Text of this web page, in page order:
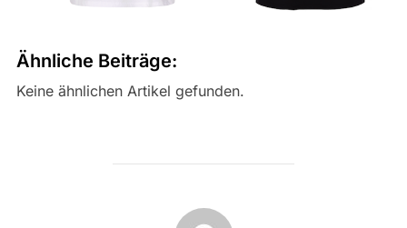
Ähnliche Beiträge:
Keine ähnlichen Artikel gefunden.
BEITRAGSAUTOR